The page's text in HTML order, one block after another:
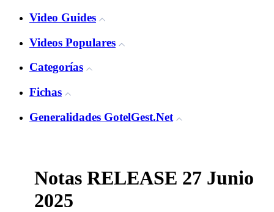
Video Guides
Videos Populares
Categorías
Fichas
Generalidades GotelGest.Net
Notas RELEASE 27 Junio
2025